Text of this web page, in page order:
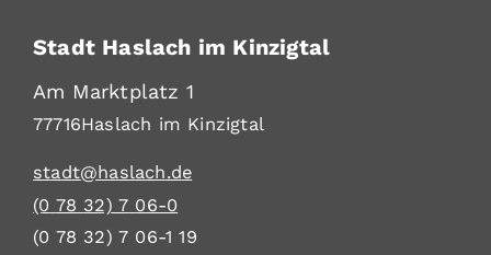
Stadt Haslach im Kinzigtal
Am Marktplatz 1
77716Haslach im Kinzigtal
stadt@haslach.de
(0 78 32) 7 06-0
(0 78 32) 7 06-1 19